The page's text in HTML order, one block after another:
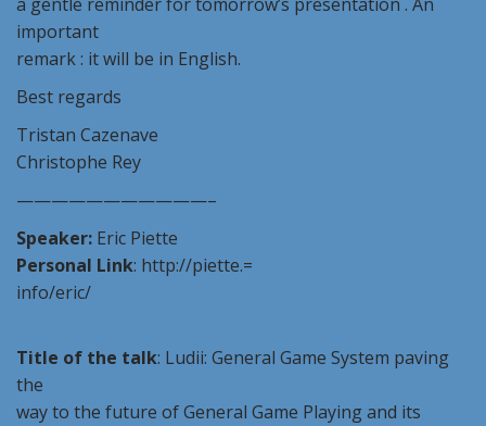
important
remark : it will be in English.
Best regards
Tristan Cazenave
Christophe Rey
———————————–
Speaker: Eric Piette
Personal Link: http://piette.=
info/eric/
Title of the talk: Ludii: General Game System paving
the
way to the future of General Game Playing and its